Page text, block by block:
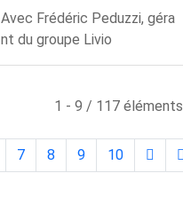
Avec Frédéric Peduzzi, géra
nt du groupe Livio
1 - 9 / 117 éléments
7 8 9 10